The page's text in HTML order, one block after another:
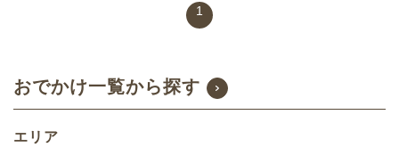
1
おでかけ一覧から探す
エリア